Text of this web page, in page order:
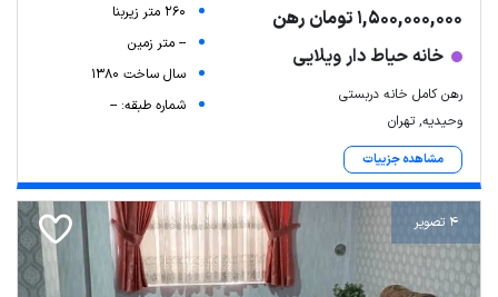
1,500,000,000 تومان رهن
خانه حیاط دار ویلایی
رهن کامل خانه دربستی
وحیدیه, تهران
مشاهده جزییات
260 متر زیربنا
-- متر زمین
سال ساخت 1380
شماره طبقه: --
4 تصویر